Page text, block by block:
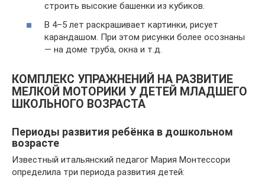
строить высокие башенки из кубиков.
В 4–5 лет раскрашивает картинки, рисует
карандашом. При этом рисунки более осознаны
— на доме труба, окна и т.д.
КОМПЛЕКС УПРАЖНЕНИЙ НА РАЗВИТИЕ
МЕЛКОЙ МОТОРИКИ У ДЕТЕЙ МЛАДШЕГО
ШКОЛЬНОГО ВОЗРАСТА
Периоды развития ребёнка в дошкольном
возрасте
Известный итальянский педагог Мария Монтессори
определила три периода развития детей: